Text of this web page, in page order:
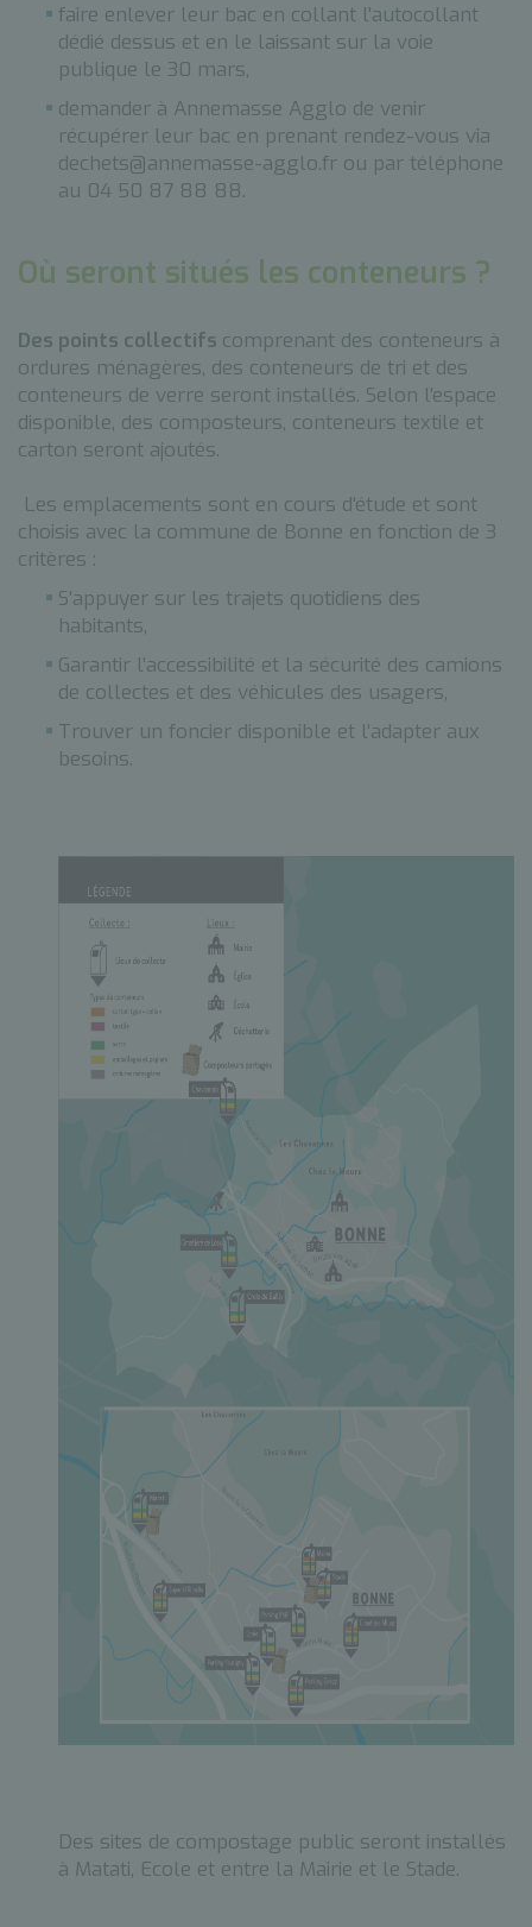
faire enlever leur bac en collant l'autocollant
dédié dessus et en le laissant sur la voie
publique le 30 mars,
demander à Annemasse Agglo de venir
récupérer leur bac en prenant rendez-vous via
dechets@annemasse-agglo.fr ou par téléphone
au 04 50 87 88 88.
Où seront situés les conteneurs ?
Des points collectifs comprenant des conteneurs à
ordures ménagères, des conteneurs de tri et des
conteneurs de verre seront installés. Selon l'espace
disponible, des composteurs, conteneurs textile et
carton seront ajoutés.
Les emplacements sont en cours d'étude et sont
choisis avec la commune de Bonne en fonction de 3
critères :
S’appuyer sur les trajets quotidiens des
habitants,
Garantir l’accessibilité et la sécurité des camions
de collectes et des véhicules des usagers,
Trouver un foncier disponible et l’adapter aux
besoins.
Des sites de compostage public seront installés
à Matati, Ecole et entre la Mairie et le Stade.